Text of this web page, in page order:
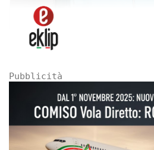
Pubblicità